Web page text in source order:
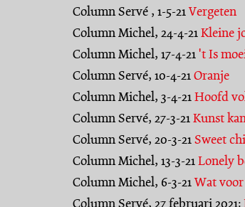
Column Servé , 1-5-21Vergeten
Column Michel, 24-4-21 Kleine
Column Michel, 17-4-21 't Is
Column Servé, 10-4-21 Oranje
Column Michel, 3-4-21 Hoofd
Column Servé, 27-3-21 Kunst
Column Servé, 20-3-21 Sweet
Column Michel, 13-3-21 Lonely
Column Michel, 6-3-21Wat